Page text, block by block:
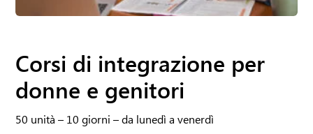
Corsi di integrazione per
donne e genitori
50 unità – 10 giorni – da lunedì a venerdì